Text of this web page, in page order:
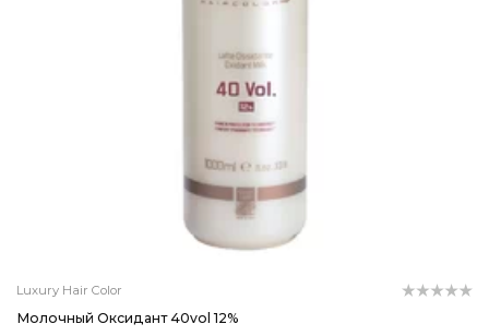
Luxury Hair Color
Молочный Оксидант 40vol 12%